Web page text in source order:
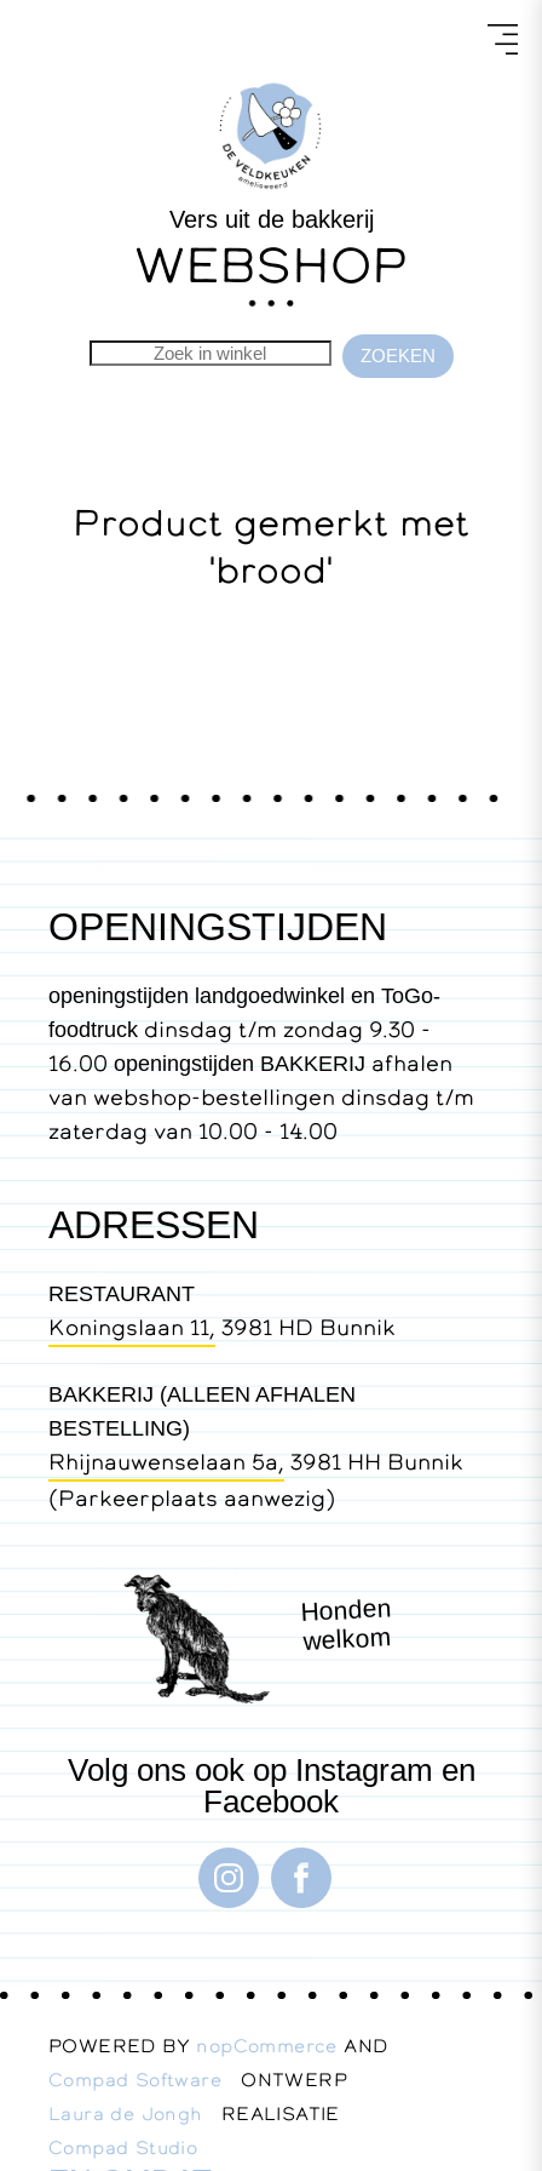
Vers uit de bakkerij
WEBSHOP
Product gemerkt met
'brood'
OPENINGSTIJDEN
openingstijden landgoedwinkel en ToGo-
foodtruck dinsdag t/m zondag 9.30 -
16.00openingstijden BAKKERIJafhalen
van webshop-bestellingen dinsdag t/m
zaterdag van 10.00 - 14.00
ADRESSEN
RESTAURANT
Koningslaan 11, 3981 HD Bunnik
BAKKERIJ (ALLEEN AFHALEN
BESTELLING)
Rhijnauwenselaan 5a, 3981 HH Bunnik
(Parkeerplaats aanwezig)
Honden
welkom
Volg ons ook op Instagram en
Facebook
POWERED BY nopCommerce AND
Compad SoftwareONTWERP
Laura de Jongh REALISATIE
Compad Studio